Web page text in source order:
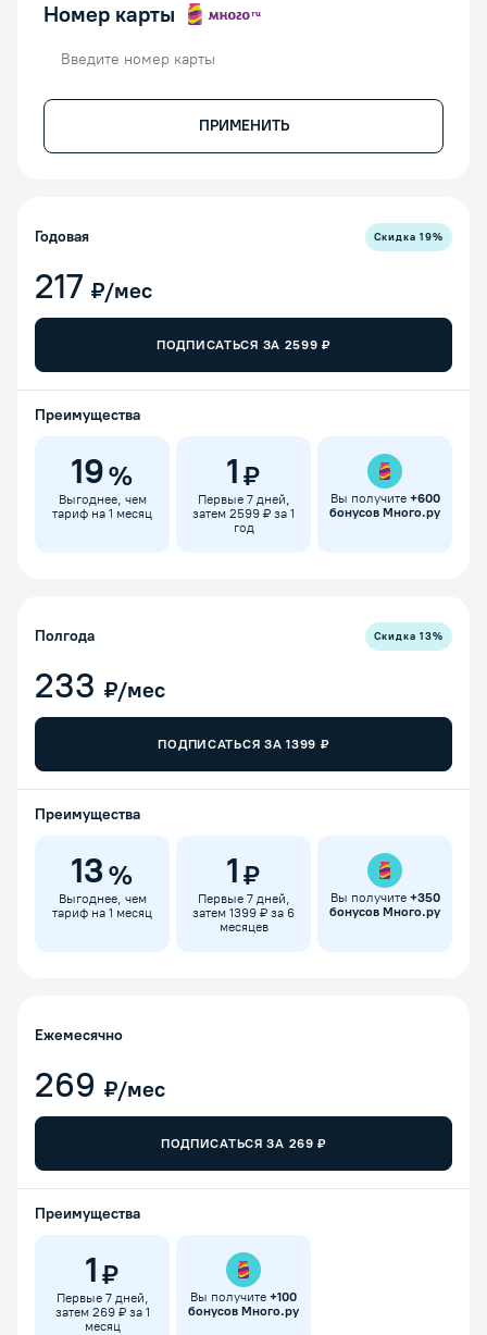
Номер карты
ПРИМЕНИТЬ
Годовая Скидка19%
217 ₽/мес
ПОДПИСАТЬСЯ ЗА 2599 ₽
Преимущества
19%
Выгоднее, чем
тариф на 1 месяц
1 ₽
Первые 7 дней,
затем 2599 ₽ за 1
год
Вы получите +600
бонусов Много.ру
Полгода Скидка13%
233 ₽/мес
ПОДПИСАТЬСЯ ЗА1399 ₽
Преимущества
13 %
Выгоднее, чем
тариф на 1 месяц
1 ₽
Первые 7 дней,
затем 1399 ₽ за 6
месяцев
Вы получите +350
бонусов Много.ру
Ежемесячно
269 ₽/мес
ПОДПИСАТЬСЯ ЗА 269 ₽
Преимущества
1 ₽
Первые 7 дней,
затем 269 ₽ за 1
месяц
Вы получите +100
бонусов Много.ру